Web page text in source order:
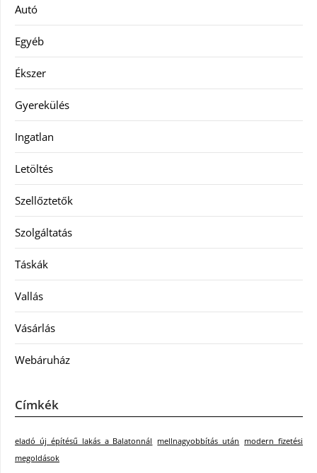
Autó
Egyéb
Ékszer
Gyerekülés
Ingatlan
Letöltés
Szellőztetők
Szolgáltatás
Táskák
Vallás
Vásárlás
Webáruház
Címkék
eladó új építésű lakás a Balatonnál mellnagyobbítás után
modern fizetési
megoldások